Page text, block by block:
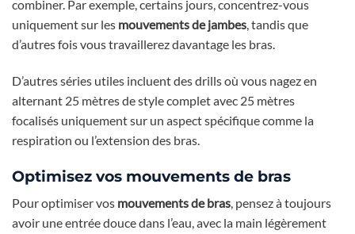
combiner. Par exemple, certains jours, concentrez-vous
uniquement sur les mouvements de jambes, tandis que
d’autres fois vous travaillerez davantage les bras.
D’autres séries utiles incluent des drills où vous nagez en
alternant 25 mètres de style complet avec 25 mètres
focalisés uniquement sur un aspect spécifique comme la
respiration ou l’extension des bras.
Optimisez vos mouvements de bras
Pour optimiser vos mouvements de bras, pensez à toujours
avoir une entrée douce dans l’eau, avec la main légèrement